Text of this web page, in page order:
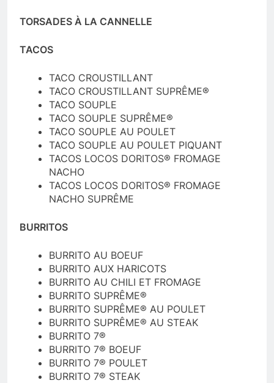
TORSADES À LA CANNELLE
TACOS
TACO CROUSTILLANT
TACO CROUSTILLANT SUPRÊME®
TACO SOUPLE
TACO SOUPLE SUPRÊME®
TACO SOUPLE AU POULET
TACO SOUPLE AU POULET PIQUANT
TACOS LOCOS DORITOS® FROMAGE
NACHO
TACOS LOCOS DORITOS® FROMAGE
NACHO SUPRÊME
BURRITOS
BURRITO AU BOEUF
BURRITO AUX HARICOTS
BURRITO AU CHILI ET FROMAGE
BURRITO SUPRÊME®
BURRITO SUPRÊME® AU POULET
BURRITO SUPRÊME® AU STEAK
BURRITO 7®
BURRITO 7® BOEUF
BURRITO 7® POULET
BURRITO 7® STEAK